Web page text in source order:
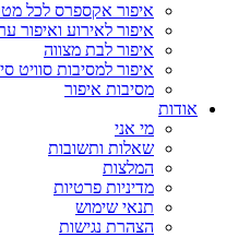
איפור אקספרס לכל
איפור לאירוע ואיפור
איפור לבת מצווה
איפור למסיבות סוויט
מסיבות איפור
אודות
מי אני
שאלות ותשובות
המלצות
מדיניות פרטיות
תנאי שימוש
הצהרת נגישות